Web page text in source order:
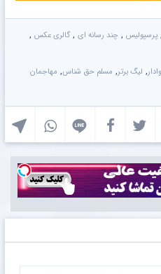
, پرسپولیس , چند رسانه ای , گالری عکس ,
, لیگ برتر, مسلم حق شناس, مهاجمان